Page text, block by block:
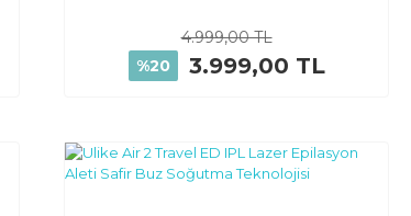
4.999,00 TL
%20
3.999,00 TL